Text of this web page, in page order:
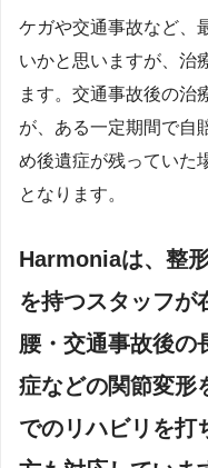
ケガや交通事故など、
いかと思いますが、治
ます。交通事故後の治
が、ある一定期間で自
め後遺症が残っていた
となります。
Harmoniaは、整
を持つスタッフが
腰・交通事故後の
症などの関節変形
でのリハビリを打